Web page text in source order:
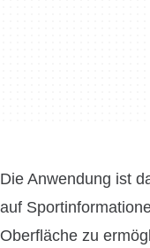
Die Anwendung ist
auf
Oberfläche zu